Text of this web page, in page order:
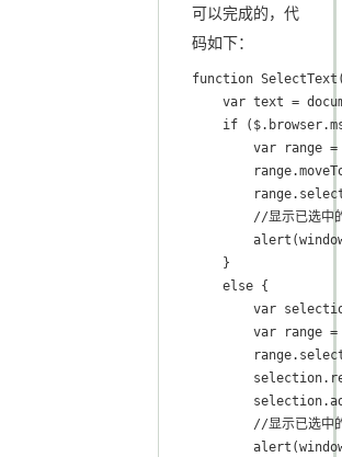
可以完成的，代
码如下：
function
var text =
if
var range
//显示已选中
    }
    else {
var
var range
//显示已选中